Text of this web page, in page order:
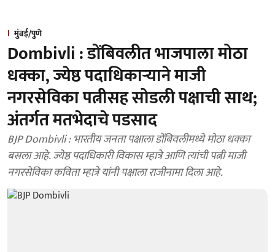
मुंबई/पुणे
Dombivli : डोंबिवलीत भाजपाला मोठा
धक्का, ज्येष्ठ पदाधिकाऱ्याने माजी
नगरसेविका पत्नीसह सोडली पक्षाची साथ;
अंतर्गत मतभेदाचे पडसाद
BJP Dombivli : भारतीय जनता पक्षाला डोंबिवलीमध्ये मोठा धक्का
बसला आहे. ज्येष्ठ पदाधिकारी विकास म्हात्रे आणि त्यांची पत्नी माजी
नगरसेविका कविता म्हात्रे यांनी पक्षाला राजीनामा दिला आहे.